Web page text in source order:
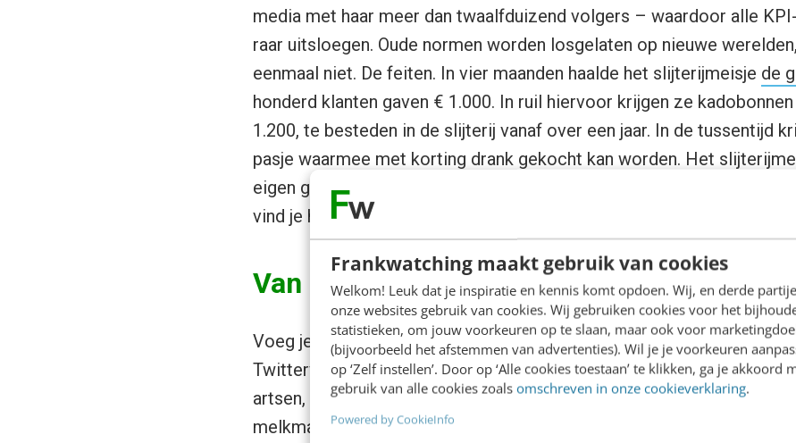
Frankwatching maakt gebruik van cookies
Welkom! Leuk dat je inspiratie en kennis komt opdoen. Wij, en derde
onze websites gebruik van cookies. Wij gebruiken cookies voor het
statistieken, om jouw voorkeuren op te slaan, maar ook voor
(bijvoorbeeld het afstemmen van advertenties). Wil je je voorkeuren
op ‘Zelf instellen’. Door op ‘Alle cookies toestaan’ te klikken, ga je akkoord
gebruik van alle cookies zoals omschreven in onze cookieverklaring.
Powered by CookieInfo
media met haar meer dan twaalfduizend volgers – waardoor alle
raar uitsloegen. Oude normen worden losgelaten op nieuwe
eenmaal niet. De feiten. In vier maanden haalde het slijterijmeisje de
honderd klanten gaven € 1.000. In ruil hiervoor krijgen ze
1.200, te besteden in de slijterij vanaf over een jaar. In de tussentijd
pasje waarmee met korting drank gekocht kan worden. Het
eigen geld en koopt omzet in de toekomst. “De mensen betalen om
vind je het niet geweldig?”. De nieuwe winkel in Sluis gaat volgende
Van alle markten thuis
Voeg je klantnetwerk bij je familie, je Facebookvrienden en je
Twittervolgers. Daar zitten vast bakkers tussen, loodgieters,
artsen, vroedvrouwen, advocaten, rietdekkers, geldschieters,
melkmannen, boeren, aansprekers, brandewijn tappers,